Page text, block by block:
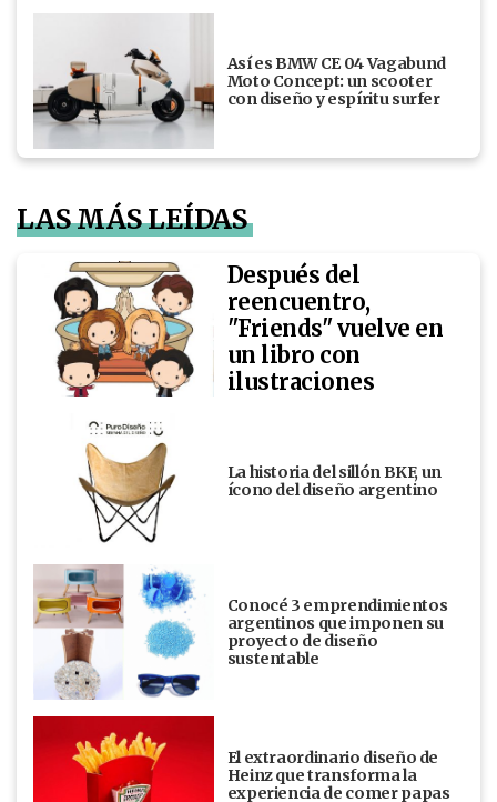
Así es BMW CE 04 Vagabund
Moto Concept: un scooter
con diseño y espíritu surfer
LAS MÁS LEÍDAS
Después del
reencuentro,
"Friends" vuelve en
un libro con
ilustraciones
La historia del sillón BKF, un
ícono del diseño argentino
Conocé 3 emprendimientos
argentinos que imponen su
proyecto de diseño
sustentable
El extraordinario diseño de
Heinz que transforma la
experiencia de comer papas